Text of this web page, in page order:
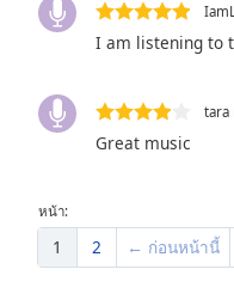
cancel
window.
Color
I am listening to
tara
Great music
หน้า:
1 2 ← ก่อนหน้านี้